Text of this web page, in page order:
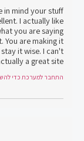
in mind your stuff
I actually like
you are saying
You are making it
it wise. I can't
a great site.
התחבר למערכת כדי